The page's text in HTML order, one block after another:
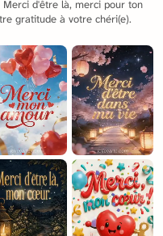
d'être là, merci pour ton
gratitude à votre chéri(e).